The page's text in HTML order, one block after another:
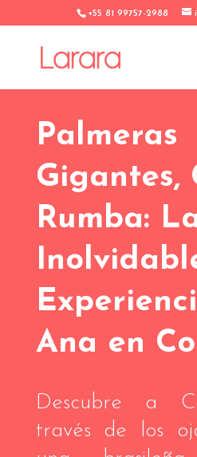
+55 81 99757-2988
Palmeras
Gigantes,
Rumba:
Ana en
Descubre a
través de los